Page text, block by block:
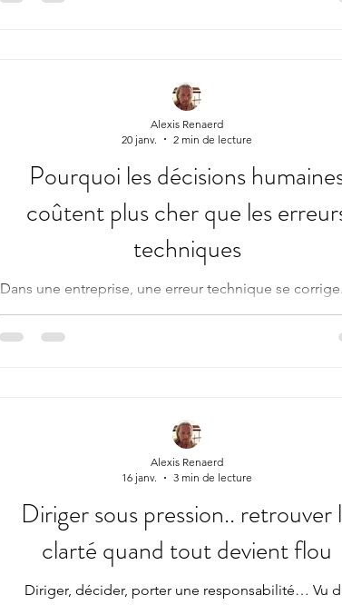
mauvaises mais parce qu’elles prennent toute la
Comprendre ce que sont réellement les pensées
envahissantes Les pensées envahissantes ne sont
Pourquoi les décisions
coûtent plus cher que les
techniques
Dans une entreprise, une erreur technique se
professionnel ne se manifeste pas toujours
Lorsqu’une décision humaine est prise sans
de clarté, les conséquences dépassent largement le
financier. Les coûts les plus fréquents sont invisibles
Alexis Renaerd
20 janv.
2 min de lecture
Diriger sous pression.. retrouver
clarté quand tout devient flou
Diriger, décider, porter une responsabilité… Vu
Alexis Renaerd
16 janv.
3 min de lecture